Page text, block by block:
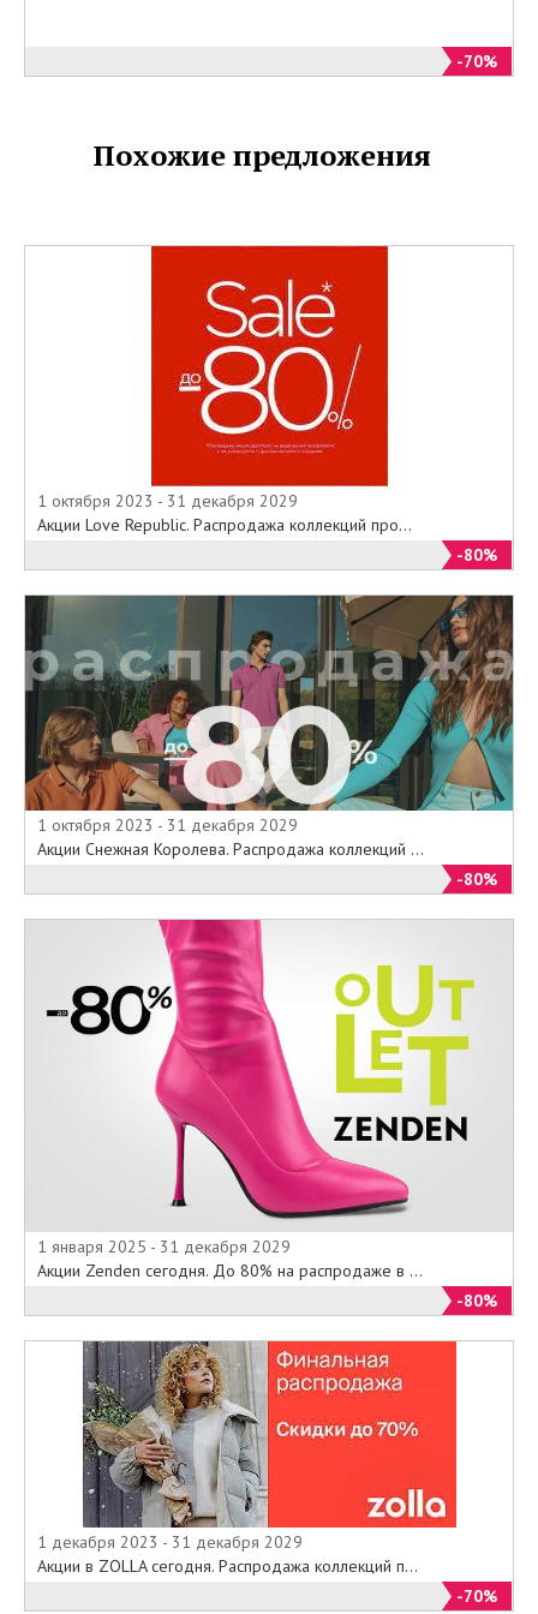
Количество товаров ограничено.
-70%
Похожие предложения
1 октября 2023 - 31 декабря 2029
Акции Love Republic. Распродажа коллекций про...
-80%
1 октября 2023 - 31 декабря 2029
Акции Снежная Королева. Распродажа коллекций ...
-80%
1 января 2025 - 31 декабря 2029
Акции Zenden сегодня. До 80% на распродаже в ...
-80%
1 декабря 2023 - 31 декабря 2029
Акции в ZOLLA сегодня. Распродажа коллекций п...
-70%